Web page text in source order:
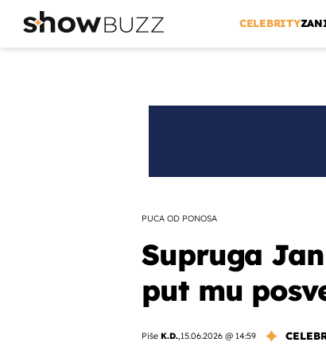
CELEBRITY
PUCA OD PONOSA
Supruga
put mu
Piše K.D.,15.06.2026 @ 14:59